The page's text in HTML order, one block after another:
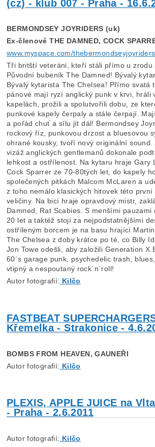
(cz) - klub 007 - Praha -
BERMONDSEY JOYRIDERS (uk)
Ex-členové THE DAMNED, COCK
www.myspace.com/
Tři britští veteráni, kteří stáli přímo u zrodu
Původní bubeník The Damned! Bývalý
Bývalý kytarista The Chelsea! Přímo svatá
pánové mají ryzí anglický punk v krvi, hráli
kapelách, prožili a spolutvořili dobu, ze
punkové kapely čerpaly a stále čerpají.
a pořád chuť a sílu jít dál! Bermondsey
rockový říz, punkovou drzost a bluesovou
ohrané kousky, tvoří nový originální sound.
vizáž anglických gentlemanů dokonale
lehkost a ostřílenost. Na kytaru hraje Gary
Cock Sparrer ze 70-80tých let, do kapely
společených pitkách Malcom McLaren a
z toho nemálo klasických hitovek této první
veličiny. Na bicí hraje opravdový mistr,
Damned, Rat Scabies. S menšími pauzami
20 let a taktéž stojí za nejpodstatnějšími
ostříleným borcem je na basu hrající
The Chelsea z doby krátce po té, co Billy
Jon Towe odešli, aby založili Generation
60´s garage punk, psychedelic trash,
vtipný a nespoutaný rock´n´roll!
Autor fotografií: Kilčo
FASTBEAT
Křemelka - Strakonice -
BOMBS FROM HEAVEN, GAUNEŘI
Autor fotografií: Kilčo
PLEXIS, APPLE JUICE na
- Praha - 2.6.2011
Autor fotografií: Kilčo